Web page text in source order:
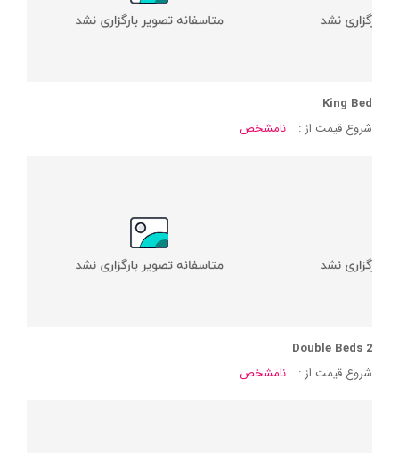
King Bed
شروع قیمت از :
نامشخص
2 Double Beds
شروع قیمت از :
نامشخص